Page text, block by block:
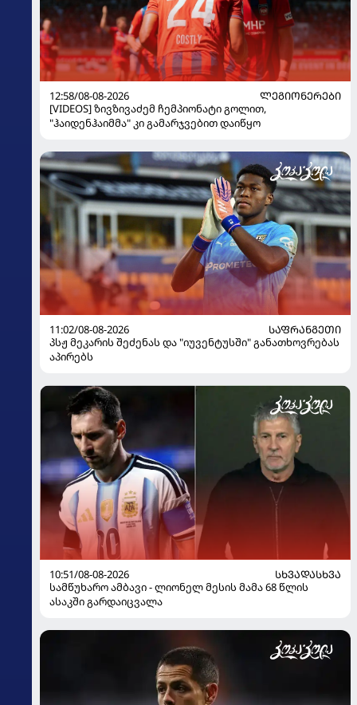
12:58/08-08-2026
ᲚᲔᲒᲘᲝᲜᲔᲠᲔᲑᲘ
[VIDEOS] ზივზივაძემ ჩემპიონატი გოლით,
"ჰაიდენჰაიმმა" კი გამარჯვებით დაიწყო
11:02/08-08-2026
ᲡᲐᲤᲠᲐᲜᲒᲔᲗᲘ
პსჟ მეკარის შეძენას და "იუვენტუსში" განათხოვრებას
აპირებს
10:51/08-08-2026
ᲡᲮᲕᲐᲓᲐᲡᲮᲕᲐ
სამწუხარო ამბავი - ლიონელ მესის მამა 68 წლის
ასაკში გარდაიცვალა